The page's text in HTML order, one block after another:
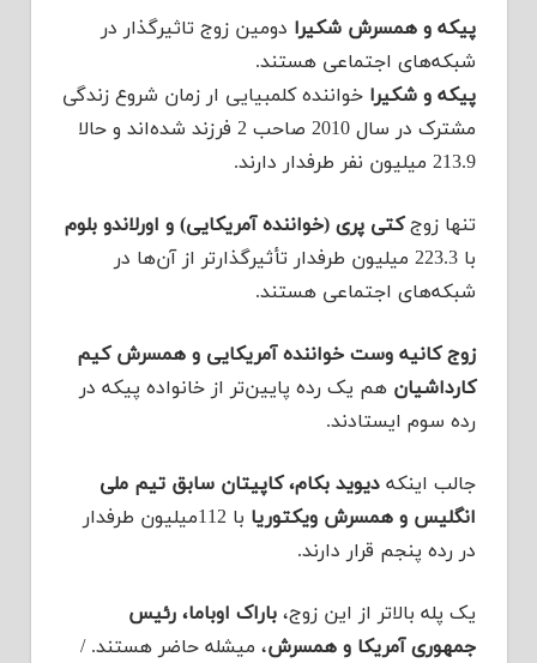
پیکه و همسرش شکیرا دومین زوج تاثیرگذار در
شبکه‌های اجتماعی هستند.
پیکه و شکیرا خواننده کلمبیایی ار زمان شروع زندگی
مشترک در سال 2010 صاحب 2 فرزند شده‌اند و حالا
213.9 میلیون نفر طرفدار دارند.
تنها زوجکتی پری (خواننده آمریکایی) و اورلاندو بلوم
با 223.3 میلیون طرفدار تأثیرگذارتر از آن‌ها در
شبکه‌های اجتماعی هستند.
زوج کانیه وست خواننده آمریکایی و همسرش کیم
کارداشیان هم یک رده پایین‌تر از خانواده پیکه در
رده سوم ایستادند.
جالب اینکه دیوید بکام، کاپیتان سابق تیم ملی
انگلیس و همسرش ویکتوریا
با 112میلیون طرفدار
در رده پنجم قرار دارند.
یک پله بالاتر از این زوج، باراک اوباما، رئیس
جمهوری آمریکا و همسرش، میشله حاضر هستند. /